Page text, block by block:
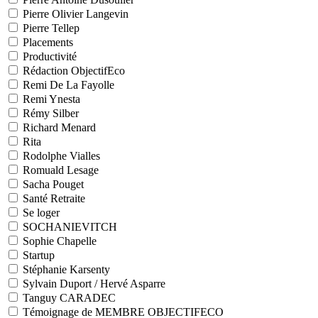
Pierre Olivier Langevin
Pierre Tellep
Placements
Productivité
Rédaction ObjectifEco
Remi De La Fayolle
Remi Ynesta
Rémy Silber
Richard Menard
Rita
Rodolphe Vialles
Romuald Lesage
Sacha Pouget
Santé Retraite
Se loger
SOCHANIEVITCH
Sophie Chapelle
Startup
Stéphanie Karsenty
Sylvain Duport / Hervé Asparre
Tanguy CARADEC
Témoignage de MEMBRE OBJECTIFECO